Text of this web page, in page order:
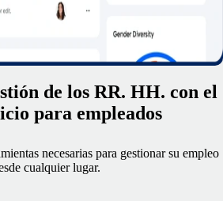
de los RR. HH. con el
para empleados
necesarias para gestionar su empleo
cualquier lugar.